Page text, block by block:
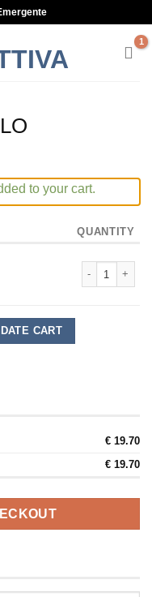
to your cart.
QUANTITY
CART
€ 19.70
€ 19.70